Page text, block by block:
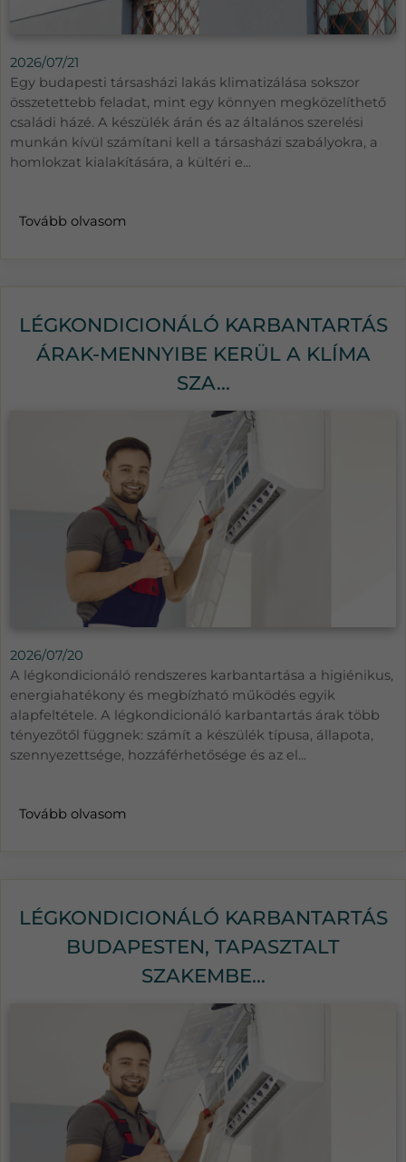
2026/07/21
Egy budapesti társasházi lakás klimatizálása sokszor
összetettebb feladat, mint egy könnyen megközelíthető
családi házé. A készülék árán és az általános szerelési
munkán kívül számítani kell a társasházi szabályokra, a
homlokzat kialakítására, a kültéri e...
Tovább olvasom
LÉGKONDICIONÁLÓ KARBANTARTÁS
ÁRAK-MENNYIBE KERÜL A KLÍMA
SZA...
2026/07/20
A légkondicionáló rendszeres karbantartása a higiénikus,
energiahatékony és megbízható működés egyik
alapfeltétele. A légkondicionáló karbantartás árak több
tényezőtől függnek: számít a készülék típusa, állapota,
szennyezettsége, hozzáférhetősége és az el...
Tovább olvasom
LÉGKONDICIONÁLÓ KARBANTARTÁS
BUDAPESTEN, TAPASZTALT
SZAKEMBE...